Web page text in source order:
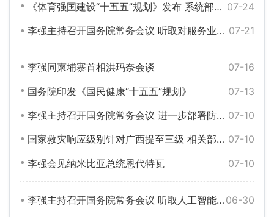
07-24
《体育强国建设“十五五”规划》发布 系统部署体育高质量发展
07-21
李强主持召开国务院常务会议 听取对服务业扩能提质和“六张网”规划建设督查情况汇报等
07-16
李强同柬埔寨首相洪玛奈会谈
07-13
国务院印发《国民健康“十五五”规划》
07-10
李强主持召开国务院常务会议 进一步部署防汛抗洪救灾工作等
07-10
国家救灾响应级别针对广西提至三级 相关部门持续部署重点地区防汛防台风工作
07-10
李强会见纳米比亚总统恩代特瓦
06-30
李强主持召开国务院常务会议 听取人工智能发展情况汇报等